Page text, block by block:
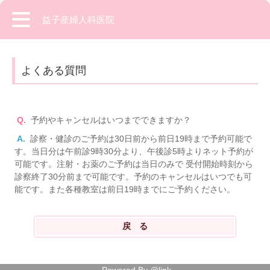
益子産婦人科医院
よくある質問
Q. 予約やキャンセルはいつまでできますか？
A. 診察・健診のご予約は30日前から前日19時まで予約可能で
す。当日分は午前診9時30分より、午後診5時よりネット予約が
可能です。注射・お薬のご予約は当日のみで 受付開始時刻から
診察終了30分前まで可能です。予約のキャンセルはいつでも可
能です。また各種教室は前日19時までにご予約ください。